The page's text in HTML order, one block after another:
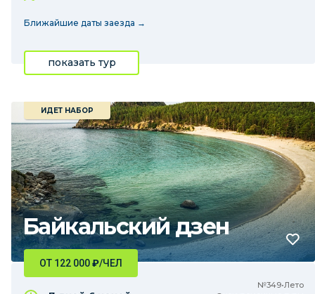
Ближайшие даты заезда →
показать тур
Байкальский дзен
ИДЕТ НАБОР
№349•Лето
ОТ 122 000₽/ЧЕЛ